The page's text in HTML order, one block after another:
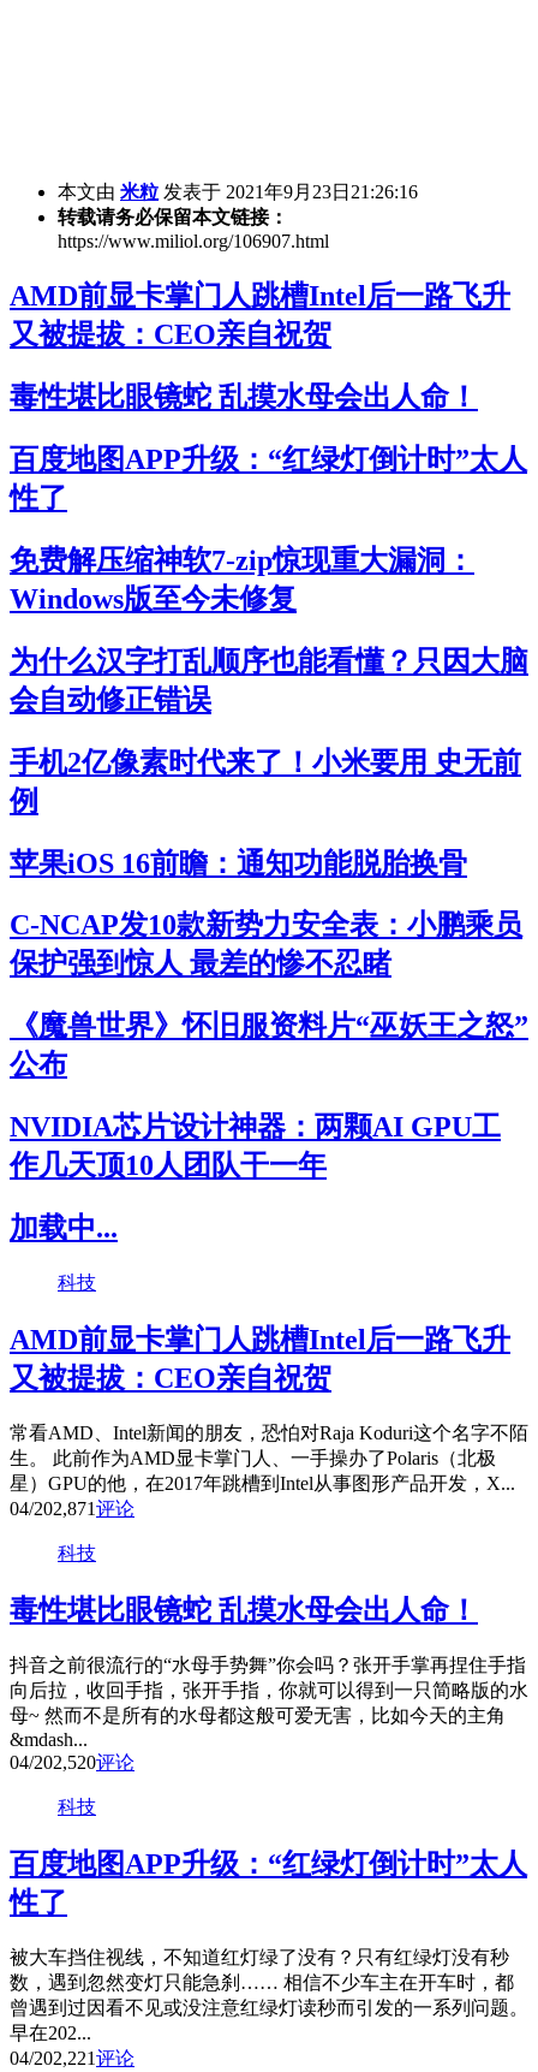
本文由 米粒 发表于 2021年9月23日21:26:16
转载请务必保留本文链接：
https://www.miliol.org/106907.html
AMD前显卡掌门人跳槽Intel后一路飞升
又被提拔：CEO亲自祝贺
毒性堪比眼镜蛇 乱摸水母会出人命！
百度地图APP升级：“红绿灯倒计时”太人
性了
免费解压缩神软7-zip惊现重大漏洞：
Windows版至今未修复
为什么汉字打乱顺序也能看懂？只因大脑
会自动修正错误
手机2亿像素时代来了！小米要用 史无前
例
苹果iOS 16前瞻：通知功能脱胎换骨
C-NCAP发10款新势力安全表：小鹏乘员
保护强到惊人 最差的惨不忍睹
《魔兽世界》怀旧服资料片“巫妖王之怒”
公布
NVIDIA芯片设计神器：两颗AI GPU工
作几天顶10人团队干一年
加载中...
科技
AMD前显卡掌门人跳槽Intel后一路飞升
又被提拔：CEO亲自祝贺
常看AMD、Intel新闻的朋友，恐怕对Raja Koduri这个名字不陌
生。 此前作为AMD显卡掌门人、一手操办了Polaris（北极
星）GPU的他，在2017年跳槽到Intel从事图形产品开发，X...
04/202,871评论
科技
毒性堪比眼镜蛇 乱摸水母会出人命！
抖音之前很流行的“水母手势舞”你会吗？张开手掌再捏住手指
向后拉，收回手指，张开手指，你就可以得到一只简略版的水
母~ 然而不是所有的水母都这般可爱无害，比如今天的主角
&mdash...
04/202,520评论
科技
百度地图APP升级：“红绿灯倒计时”太人
性了
被大车挡住视线，不知道红灯绿了没有？只有红绿灯没有秒
数，遇到忽然变灯只能急刹…… 相信不少车主在开车时，都
曾遇到过因看不见或没注意红绿灯读秒而引发的一系列问题。
早在202...
04/202,221评论